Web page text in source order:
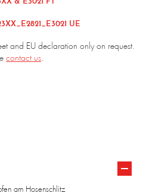
& E3021 FT
UE
and EU declaration only on request.
contact us.
am Hosenschlitz